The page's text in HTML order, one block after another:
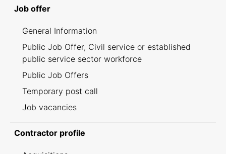
Job offer
General Information
Public Job Offer, Civil service or established
public service sector workforce
Public Job Offers
Temporary post call
Job vacancies
Contractor profile